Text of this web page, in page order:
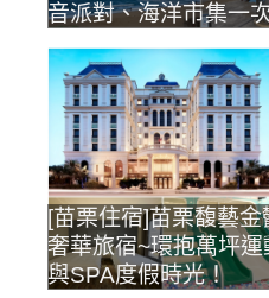
音派對、海洋市集一
[苗栗住宿]苗栗馥藝
奢華旅宿~環抱萬坪
與SPA度假時光！